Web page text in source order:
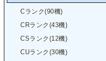
Cランク(90機)
CRランク(43機)
CSランク(12機)
CUランク(30機)